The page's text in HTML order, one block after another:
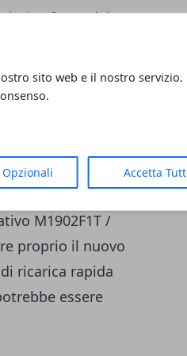
sito web e il nostro servizio.
Accetta
fonte del
di Xiaomi,
gamma dal
a tre
registrare
specifico,
855
Adreno 640.
M1902F1T /
proprio il nuovo
ricarica rapida
essere